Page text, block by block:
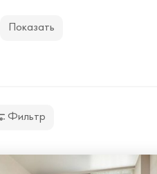
Показать
Фильтр